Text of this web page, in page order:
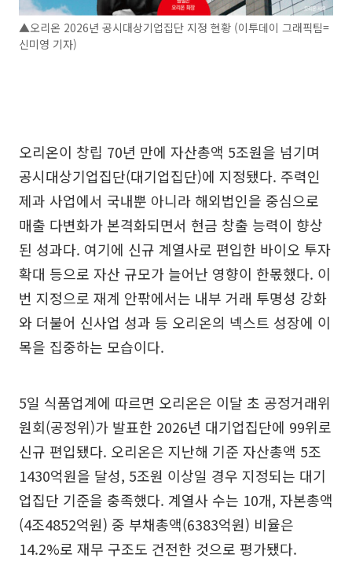
▲오리온 2026년 공시대상기업집단 지정 현황 (이투데이 그래픽팀=
신미영 기자)
오리온이 창립 70년 만에 자산총액 5조원을 넘기며
공시대상기업집단(대기업집단)에 지정됐다. 주력인
제과 사업에서 국내뿐 아니라 해외법인을 중심으로
매출 다변화가 본격화되면서 현금 창출 능력이 향상
된 성과다. 여기에 신규 계열사로 편입한 바이오 투자
확대 등으로 자산 규모가 늘어난 영향이 한몫했다. 이
번 지정으로 재계 안팎에서는 내부 거래 투명성 강화
와 더불어 신사업 성과 등 오리온의 넥스트 성장에 이
목을 집중하는 모습이다.
5일 식품업계에 따르면 오리온은 이달 초 공정거래위
원회(공정위)가 발표한 2026년 대기업집단에 99위로
신규 편입됐다. 오리온은 지난해 기준 자산총액 5조
1430억원을 달성, 5조원 이상일 경우 지정되는 대기
업집단 기준을 충족했다. 계열사 수는 10개, 자본총액
(4조4852억원) 중 부채총액(6383억원) 비율은
14.2%로 재무 구조도 건전한 것으로 평가됐다.